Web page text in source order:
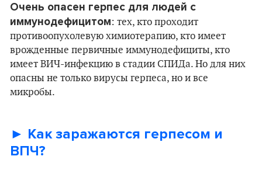
Очень опасен герпес для людей с
иммунодефицитом: тех, кто проходит
противоопухолевую химиотерапию, кто имеет
врожденные первичные иммунодефициты, кто
имеет ВИЧ-инфекцию в стадии СПИДа. Но для них
опасны не только вирусы герпеса, но и все
микробы.
► Как заражаются герпесом и
ВПЧ?